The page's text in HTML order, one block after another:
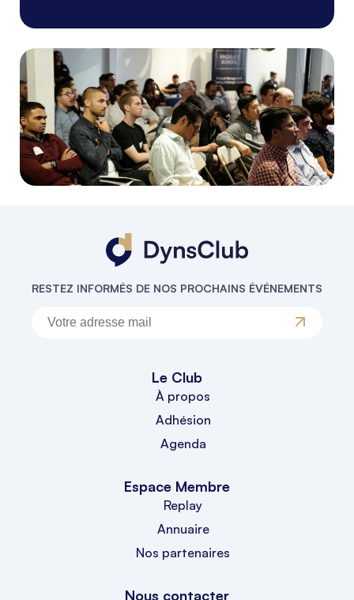
RESTEZ INFORMÉS DE NOS PROCHAINS ÉVÉNEMENTS
Le Club
À propos
Adhésion
Agenda
Espace Membre
Replay
Annuaire
Nos partenaires
Nous contacter